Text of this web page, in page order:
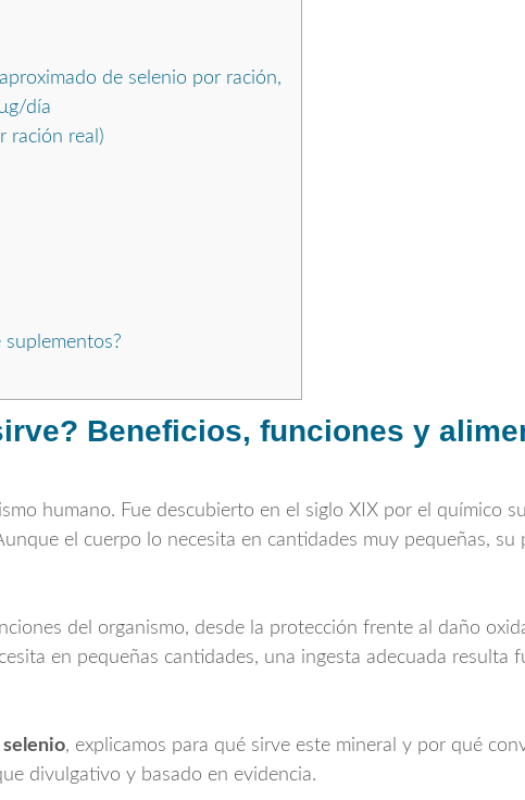
de selenio por ración,
día
ración real)
Beneficios, funciones y
humano. Fue descubierto en el siglo XIX por el químico
el cuerpo lo necesita en cantidades muy pequeñas, su
del organismo, desde la protección frente al daño
en pequeñas cantidades, una ingesta adecuada resulta
selenio, explicamos para qué sirve este mineral y por qué
divulgativo y basado en evidencia.